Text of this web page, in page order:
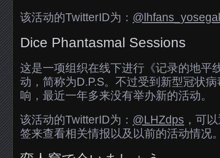
该活动的TwitterID为：
Dice Phantasmal Sessions
这是一项组织在线下进行《记录的地平
动，简称为D.P.S。不过受到新型冠状
响，最近一年多来没有举办新的活动。
该活动的TwitterID为： @LHZdps ，可
签来查看相关情报以及以前的活动情况